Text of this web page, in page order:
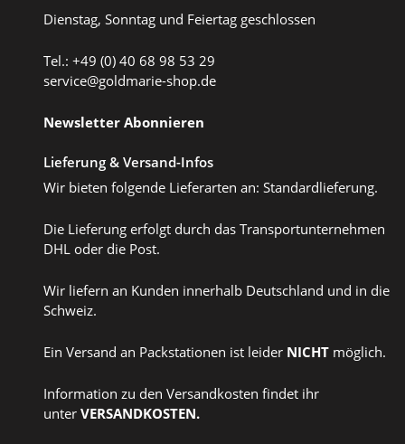
Dienstag, Sonntag und Feiertag geschlossen
Tel.: +49 (0) 40 68 98 53 29
service@goldmarie-shop.de
Newsletter Abonnieren
Lieferung & Versand-Infos
Wir bieten folgende Lieferarten an: Standardlieferung.
Die Lieferung erfolgt durch das Transportunternehmen
DHL oder die Post.
Wir liefern an Kunden innerhalb Deutschland und in die
Schweiz.
Ein Versand an Packstationen ist leider NICHT möglich.
Information zu den Versandkosten findet ihr
unter VERSANDKOSTEN.